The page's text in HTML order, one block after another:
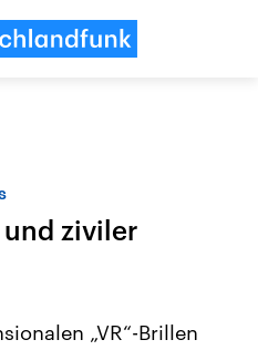
ziviler
„VR“-Brillen